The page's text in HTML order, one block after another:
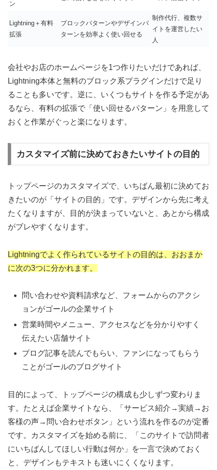
ン
Lightning＋有料
拡張
ブロックパターンやデザインパ
ターンを効率よく使い回せる
制作代行、複数サ
イトを運営したい
人
会社やお店のホームページを1つ作りたいだけであれば、
Lightning本体と無料のブロック系プラグインだけで足り
ることも多いです。逆に、いくつもサイトを作る予定があ
るなら、有料の拡張で「使い回せるパターン」を用意して
おくと作業がぐっと楽になります。
カスタマイズ前に決めておきたいサイトの目的
トップページのカスタマイズで、いちばん最初に決めてお
きたいのが「サイトの目的」です。デザインから先に考え
たくなりますが、目的が決まっていないと、あとから構成
がブレやすくなります。
Lightningでよく作られているサイトの目的は、おおまか
に次の3つに分かれます。
問い合わせや資料請求など、フォームからのアクシ
ョンがゴールの企業サイト
営業時間やメニュー、アクセスなどを分かりやすく
伝えたい店舗サイト
ブログ記事を読んでもらい、ファンになってもらう
ことがゴールのブログサイト
目的によって、トップページの構成も少しずつ変わりま
す。たとえば企業サイトなら、「サービス紹介→実績→お
客様の声→問い合わせボタン」という流れを作るのが定番
です。カスタマイズを始める前に、「このサイトで訪問者
にいちばんしてほしい行動は何か」を一言で決めておく
と、デザインもテキストも迷いにくくなります。